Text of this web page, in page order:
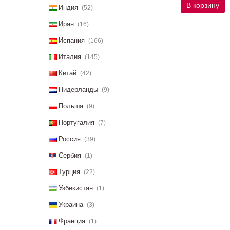
Индия (52)
Иран (16)
Испания (166)
Италия (145)
Китай (42)
Нидерланды (9)
Польша (9)
Португалия (7)
Россия (39)
Сербия (1)
Турция (22)
Узбекистан (1)
Украина (3)
Франция (1)
В корзину